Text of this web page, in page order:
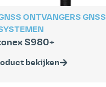
ONTVANGERS GNSS
S980+
bekijken